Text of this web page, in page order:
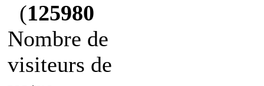
(125980
Nombre de
visiteurs de